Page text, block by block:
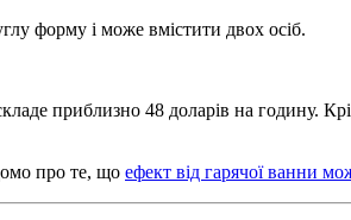
форму і може вмістити двох осіб.
приблизно 48 доларів на годину.
про те, що ефект від гарячої ванни